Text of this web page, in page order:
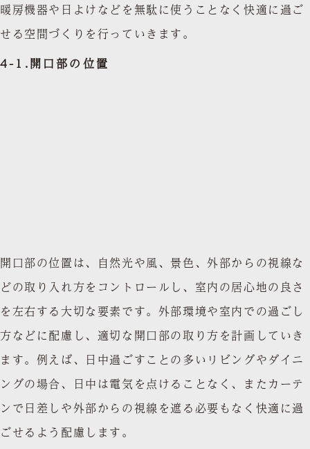
暖房機器や日よけなどを無駄に使うことなく快適に過ご
せる空間づくりを行っていきます。
4-1.開口部の位置
開口部の位置は、自然光や風、景色、外部からの視線な
どの取り入れ方をコントロールし、室内の居心地の良さ
を左右する大切な要素です。外部環境や室内での過ごし
方などに配慮し、適切な開口部の取り方を計画していき
ます。例えば、日中過ごすことの多いリビングやダイニ
ングの場合、日中は電気を点けることなく、またカーテ
ンで日差しや外部からの視線を遮る必要もなく快適に過
ごせるよう配慮します。